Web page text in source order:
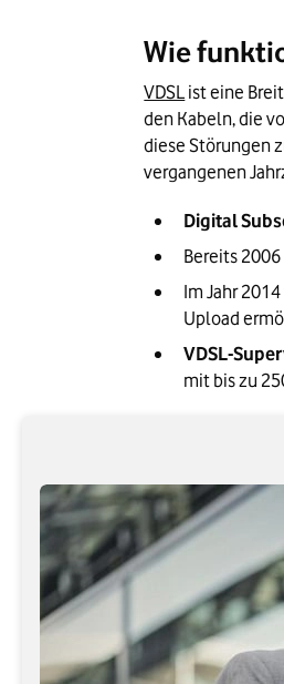
Wie
VDSL ist eine
den Kabeln, die
diese Störungen
vergangenen
Digital
Bereits
Im Jahr
Upload
VDSL-
mit bis zu